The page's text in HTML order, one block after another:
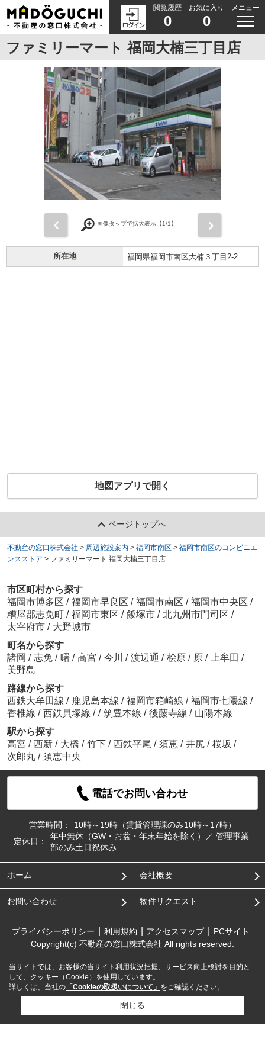
閲覧履歴
0
お気に入り
0
メニュー
ファミリーマート 福岡大楠三丁目店
画像タップで拡大表示【1/1】
所在地 福岡県福岡市南区大楠３丁目2-2
地図アプリで開く
ページトップへ
不動産の窓口株式会社 > 周辺施設案内 > 福岡市南区 > 福岡市南区のコンビニエ
ンスストア > ファミリーマート 福岡大楠三丁目店
市区町村から探す
福岡市博多区 / 福岡市早良区 / 福岡市南区 / 福岡市中央区 /
糟屋郡志免町 / 福岡市東区 / 飯塚市 / 北九州市門司区 /
太宰府市 / 大野城市
町名から探す
諸岡 / 志免 / 曙 / 高宮 / 今川 / 渡辺通 / 桧原 / 原 / 上牟田 /
美野島
路線から探す
西鉄大牟田線 / 鹿児島本線 / 福岡市箱崎線 / 福岡市七隈線 /
香椎線 / 西鉄貝塚線 / / 筑豊本線 / 後藤寺線 / 山陽本線
駅から探す
高宮 / 西新 / 大橋 / 竹下 / 西鉄平尾 / 須恵 / 井尻 / 桜坂 /
次郎丸 / 須恵中央
電話でお問い合わせ
営業時間：
10時～19時（賃貸管理課のみ10時～17時）
定休日：
年中無休（GW・お盆・年末年始を除く）／ 管理事業
部のみ土日祝休み
ホーム 会社概要
お問い合わせ 物件リクエスト
プライバシーポリシー 利用規約 アクセスマップ
PCサイト
Copyright(c) 不動産の窓口株式会社 All rights reserved.
当サイトでは、お客様の当サイト利用状況把握、サービス向上検討を目的と
して、クッキー（Cookie）を使用しています。
詳しくは、当社の 「Cookieの取扱いについて」 をご確認ください。
閉じる